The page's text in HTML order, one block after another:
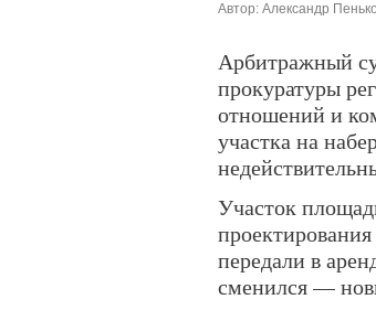
Автор: Александр
Арбитражный
прокуратуры
отношений и
участка на
Участок
передали в
сменился —